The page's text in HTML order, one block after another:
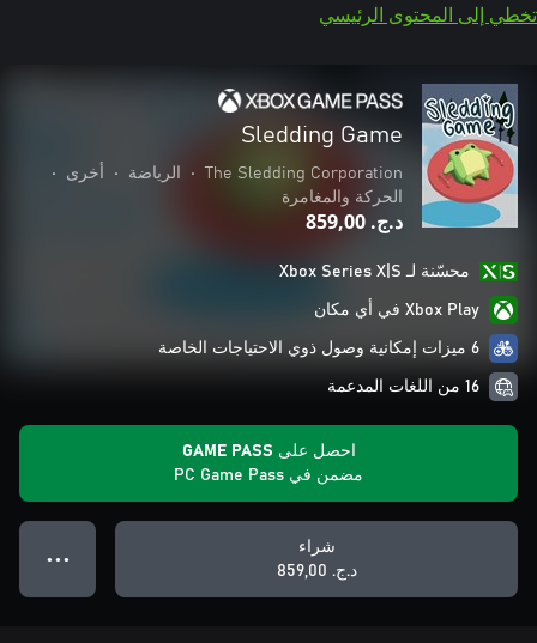
تخطي إلى المحتوى الرئيسي
Sledding Game
The Sledding Corporation
• الرياضة • أخرى
•
الحركة والمغامرة
د.ج.‏ 859,00
محسّنة لـ Xbox Series X|S
Xbox Play في أي مكان
6 ميزات إمكانية وصول ذوي الاحتياجات الخاصة
16 من اللغات المدعمة
احصل على GAME PASS
مضمن في PC Game Pass
شراء
د.ج.‏ 859,00
● ● ●